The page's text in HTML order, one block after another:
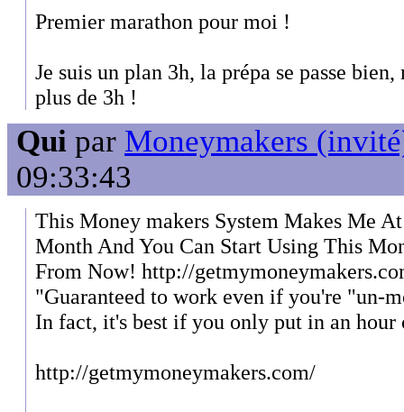
Premier marathon pour moi !
Je suis un plan 3h, la prépa se passe
plus de 3h !
Qui par Moneymakers
09:33:43
This Money makers System Makes Me
Month And You Can Start Using This
From Now! http://
"Guaranteed to work even if you're "un-
In fact, it's best if you only put in an hour
http://getmymoneymakers.com/